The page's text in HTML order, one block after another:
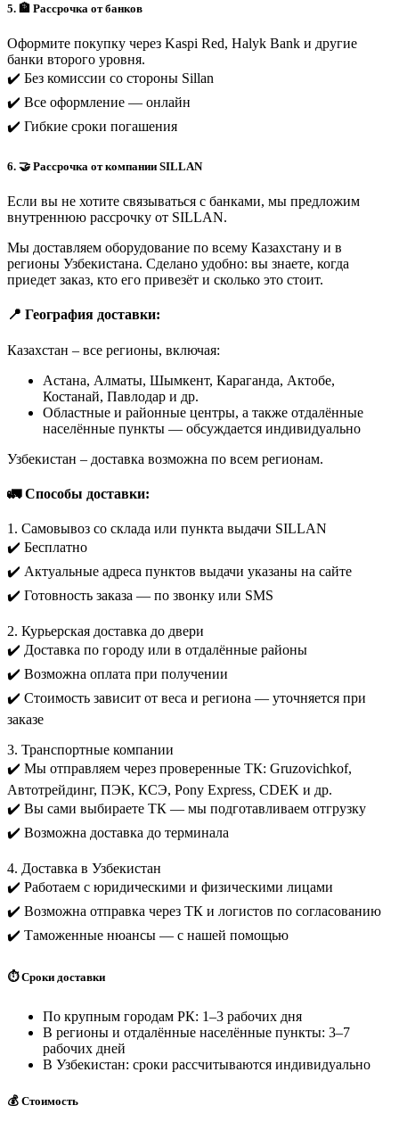
5. 🏦 Рассрочка от банков
Оформите покупку через Kaspi Red, Halyk Bank и другие
банки второго уровня.
✔️ Без комиссии со стороны Sillan
✔️ Все оформление — онлайн
✔️ Гибкие сроки погашения
6. 🤝 Рассрочка от компании SILLAN
Если вы не хотите связываться с банками, мы предложим
внутреннюю рассрочку от SILLAN.
Мы доставляем оборудование по всему Казахстану и в
регионы Узбекистана. Сделано удобно: вы знаете, когда
приедет заказ, кто его привезёт и сколько это стоит.
📍 География доставки:
Казахстан – все регионы, включая:
Астана, Алматы, Шымкент, Караганда, Актобе,
Костанай, Павлодар и др.
Областные и районные центры, а также отдалённые
населённые пункты — обсуждается индивидуально
Узбекистан – доставка возможна по всем регионам.
🚛 Способы доставки:
1. Самовывоз со склада или пункта выдачи SILLAN
✔️ Бесплатно
✔️ Актуальные адреса пунктов выдачи указаны на сайте
✔️ Готовность заказа — по звонку или SMS
2. Курьерская доставка до двери
✔️ Доставка по городу или в отдалённые районы
✔️ Возможна оплата при получении
✔️ Стоимость зависит от веса и региона — уточняется при
заказе
3. Транспортные компании
✔️ Мы отправляем через проверенные ТК: Gruzovichkof,
Автотрейдинг, ПЭК, КСЭ, Pony Express, CDEK и др.
✔️ Вы сами выбираете ТК — мы подготавливаем отгрузку
✔️ Возможна доставка до терминала
4. Доставка в Узбекистан
✔️ Работаем с юридическими и физическими лицами
✔️ Возможна отправка через ТК и логистов по согласованию
✔️ Таможенные нюансы — с нашей помощью
⏱️ Сроки доставки
По крупным городам РК: 1–3 рабочих дня
В регионы и отдалённые населённые пункты: 3–7
рабочих дней
В Узбекистан: сроки рассчитываются индивидуально
💰 Стоимость